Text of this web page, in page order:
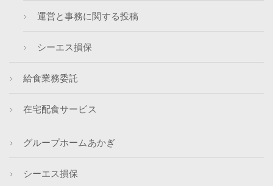
運営と事務に関する投稿
シーエス損保
給食業務委託
在宅配食サービス
グループホームあかぎ
シーエス損保